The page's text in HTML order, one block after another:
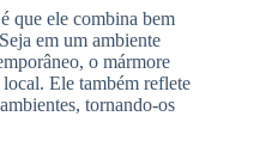
que ele combina bem
em um ambiente
o mármore
local. Ele também reflete
tornando-os